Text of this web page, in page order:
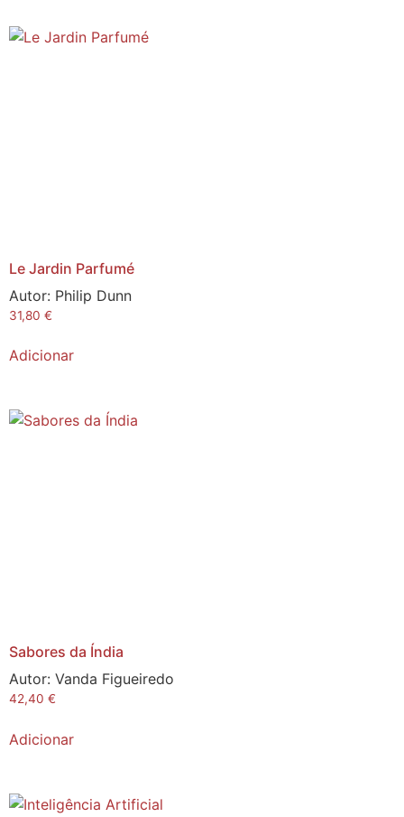
Le Jardin Parfumé
Autor: Philip Dunn
31,80 €
Adicionar
Sabores da Índia
Autor: Vanda Figueiredo
42,40 €
Adicionar